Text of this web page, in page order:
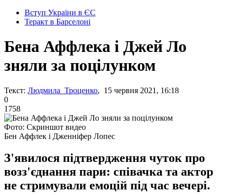
Вступ України в ЄС
Теракт в Барселоні
Бена Аффлека і Джей Ло
зняли за поцілунком
Текст: Людмила Троценко, 15 червня 2021, 16:18
0
1758
Фото: Скриншот видео
Бен Аффлек і Дженніфер Лопес
З'явилося підтвердження чуток про
возз'єднання пари: співачка та актор
не стримували емоцій під час вечері.